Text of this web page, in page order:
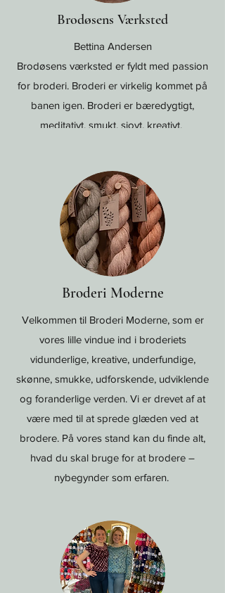
Brodøsens Værksted
Bettina Andersen
Brodøsens værksted er fyldt med passion
for broderi. Broderi er virkelig kommet på
banen igen. Broderi er bæredygtigt,
meditativt, smukt, sjovt, kreativt.
Broderi Moderne
Velkommen til Broderi Moderne, som er
vores lille vindue ind i broderiets
vidunderlige, kreative, underfundige,
skønne, smukke, udforskende, udviklende
og foranderlige verden. Vi er drevet af at
være med til at sprede glæden ved at
brodere. På vores stand kan du finde alt,
hvad du skal bruge for at brodere –
nybegynder som erfaren.